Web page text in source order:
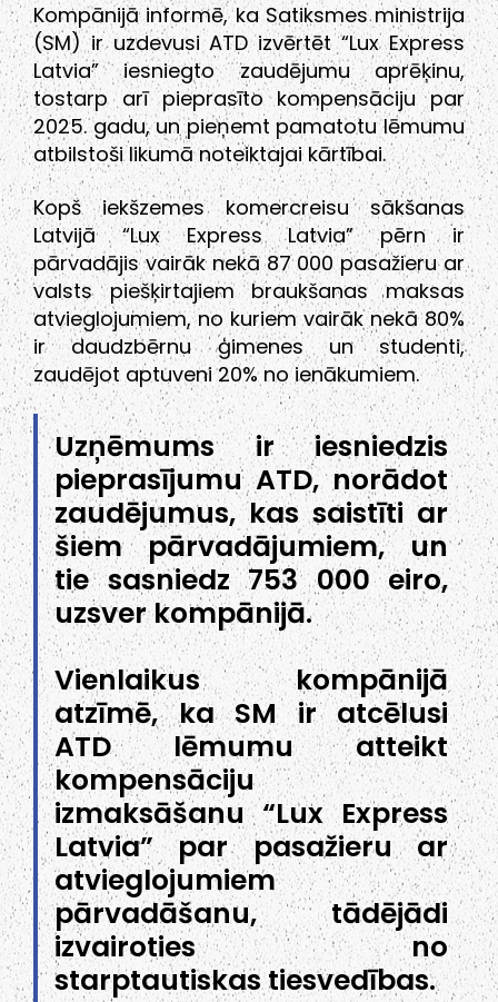
Kompānijā informē, ka Satiksmes ministrija
(SM) ir uzdevusi ATD izvērtēt “Lux Express
Latvia” iesniegto zaudējumu aprēķinu,
tostarp arī pieprasīto kompensāciju par
2025. gadu, un pieņemt pamatotu lēmumu
atbilstoši likumā noteiktajai kārtībai.
Kopš iekšzemes komercreisu sākšanas
Latvijā “Lux Express Latvia” pērn ir
pārvadājis vairāk nekā 87 000 pasažieru ar
valsts piešķirtajiem braukšanas maksas
atvieglojumiem, no kuriem vairāk nekā 80%
ir daudzbērnu ģimenes un studenti,
zaudējot aptuveni 20% no ienākumiem.
Uzņēmums ir iesniedzis
pieprasījumu ATD, norādot
zaudējumus, kas saistīti ar
šiem pārvadājumiem, un
tie sasniedz 753 000 eiro,
uzsver kompānijā.
Vienlaikus kompānijā
atzīmē, ka SM ir atcēlusi
ATD lēmumu atteikt
kompensāciju
izmaksāšanu “Lux Express
Latvia” par pasažieru ar
atvieglojumiem
pārvadāšanu, tādējādi
izvairoties no
starptautiskas tiesvedības.